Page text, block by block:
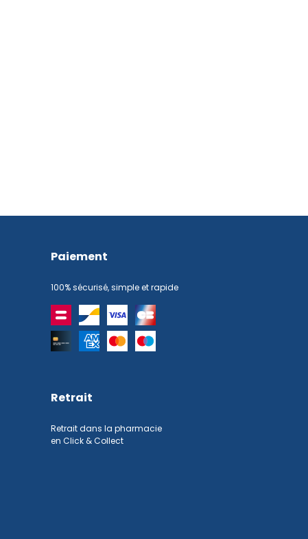
Paiement
100% sécurisé, simple et rapide
Retrait
Retrait dans la pharmacie
en Click & Collect